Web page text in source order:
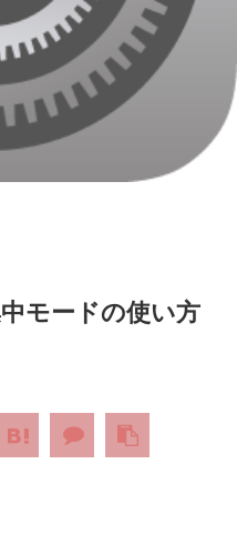
モードの使い方